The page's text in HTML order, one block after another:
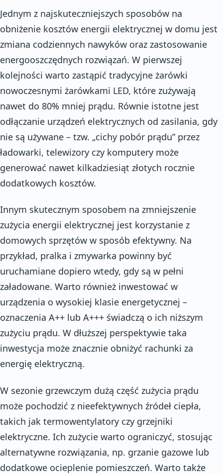
Jednym z najskuteczniejszych sposobów na
obniżenie kosztów energii elektrycznej w domu jest
zmiana codziennych nawyków oraz zastosowanie
energooszczędnych rozwiązań. W pierwszej
kolejności warto zastąpić tradycyjne żarówki
nowoczesnymi żarówkami LED, które zużywają
nawet do 80% mniej prądu. Równie istotne jest
odłączanie urządzeń elektrycznych od zasilania, gdy
nie są używane – tzw. „cichy pobór prądu” przez
ładowarki, telewizory czy komputery może
generować nawet kilkadziesiąt złotych rocznie
dodatkowych kosztów.
Innym skutecznym sposobem na zmniejszenie
zużycia energii elektrycznej jest korzystanie z
domowych sprzętów w sposób efektywny. Na
przykład, pralka i zmywarka powinny być
uruchamiane dopiero wtedy, gdy są w pełni
załadowane. Warto również inwestować w
urządzenia o wysokiej klasie energetycznej –
oznaczenia A++ lub A+++ świadczą o ich niższym
zużyciu prądu. W dłuższej perspektywie taka
inwestycja może znacznie obniżyć rachunki za
energię elektryczną.
W sezonie grzewczym dużą część zużycia prądu
może pochodzić z nieefektywnych źródeł ciepła,
takich jak termowentylatory czy grzejniki
elektryczne. Ich zużycie warto ograniczyć, stosując
alternatywne rozwiązania, np. grzanie gazowe lub
dodatkowe ocieplenie pomieszczeń. Warto także